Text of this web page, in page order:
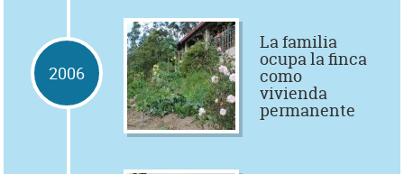
2006
La familia
ocupa la finca
como
vivienda
permanente